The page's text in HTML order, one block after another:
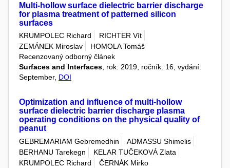
Multi-hollow surface dielectric barrier discharge
for plasma treatment of patterned silicon
surfaces
KRUMPOLEC Richard
RICHTER Vít
ZEMÁNEK Miroslav
HOMOLA Tomáš
Recenzovaný odborný článek
Surfaces and Interfaces, rok: 2019, ročník: 16, vydání:
September, DOI
Optimization and influence of multi-hollow
surface dielectric barrier discharge plasma
operating conditions on the physical quality of
peanut
GEBREMARIAM Gebremedhin
ADMASSU Shimelis
BERHANU Tarekegn
KELAR TUČEKOVÁ Zlata
KRUMPOLEC Richard
ČERNÁK Mirko